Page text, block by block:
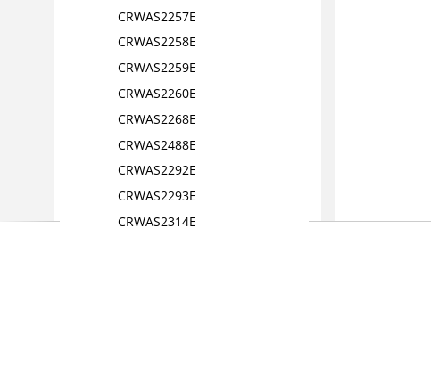
CRWAS2257E
CRWAS2258E
CRWAS2259E
CRWAS2260E
CRWAS2268E
CRWAS2488E
CRWAS2292E
CRWAS2293E
CRWAS2314E